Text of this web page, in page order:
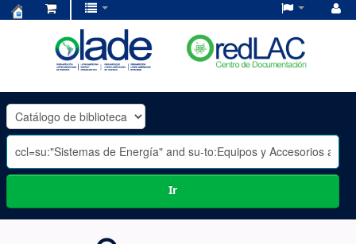
OLADE
-
Ir